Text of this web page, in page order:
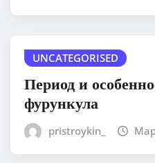
UNCATEGORISED
Период и
фурункула
pristroykin_